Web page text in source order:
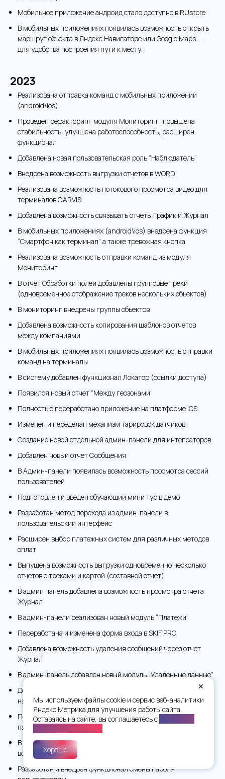
Мобильное приложение андроид стало доступно в RUstore
В мобильных приложениях появилась возможность открыть
маршрут объекта в Яндекс.Навигаторе или Google Maps —
для удобства построения пути к месту.
2023
Реализована отправка команд с мобильных приложений
(android\ios)
Проведен рефакторинг модуля Мониторинг, повышена
стабильность, улучшена работоспособность, расширен
функционал
Добавлена новая пользовательская роль “Наблюдатель”
Внедрена возможность выгрузки отчетов в WORD
Реализована возможность потокового просмотра видео для
терминалов CARVIS
Добавлена возможность связывать отчеты График и Журнал
В мобильных приложениях (android\ios) внедрена функция
“Смартфон как терминал” а также тревожная кнопка
Реализована возможность отправки команд из модуля
Мониторинг
В отчет Обработки полей добавлены групповые треки
(одновременное отображение треков нескольких объектов)
В мониторинг внедрены группы объектов
Добавлена возможность копирования шаблонов отчетов
между компаниями
В мобильных приложениях появилась возможность отправки
команд на терминалы
В систему добавлен функционал Локатор (ссылки доступа)
Появился новый отчет “Между геозонами”
Полностью переработано приложение на платформе IOS
Изменен и переделан механизм тарировок датчиков
Создание новой отдельной админ-панели для интеграторов
Добавлен новый отчет Сообщения
В Админ-панели появилась возможность просмотра сессий
пользователей
Подготовлен и введен обучающий мини тур в демо
Разработан метод перехода из админ-панели в
пользовательский интерфейс
Расширен выбор платежных систем для различных методов
оплат
Выпущена возможность выгрузки одновременно несколько
отчетов с треками и картой (составной отчет)
В админ панель добавлена возможность просмотра отчета
Журнал
В админ-панели реализован новый модуль “Платежи”
Переработана и изменена форма входа в SKIF PRO
Добавлена возможность удаления сообщений через отчет
Журнал
В админ-панель добавлен новый модуль “Удаленные данные”
Доработан отчет Стиль вождения, добавлен график
нарушений с группировкой по водителям
Появилась возможность самостоятельного добавления
параметров в систему
В датчиках в форме создания объектов появилась
возможность добавить датчик- валидатор
Разработан и внедрен функционал смены пароля
Мы используем файлы cookie и сервис веб-аналитики
Яндекс Метрика для улучшения работы сайта.
Оставаясь на сайте, вы соглашаетесь с
.
✕
Хорошо